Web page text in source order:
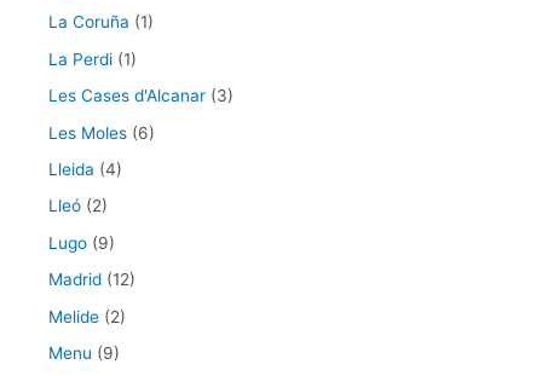
La Coruña (1)
La Perdi (1)
Les Cases d'Alcanar (3)
Les Moles (6)
Lleida (4)
Lleó (2)
Lugo (9)
Madrid (12)
Melide (2)
Menu (9)